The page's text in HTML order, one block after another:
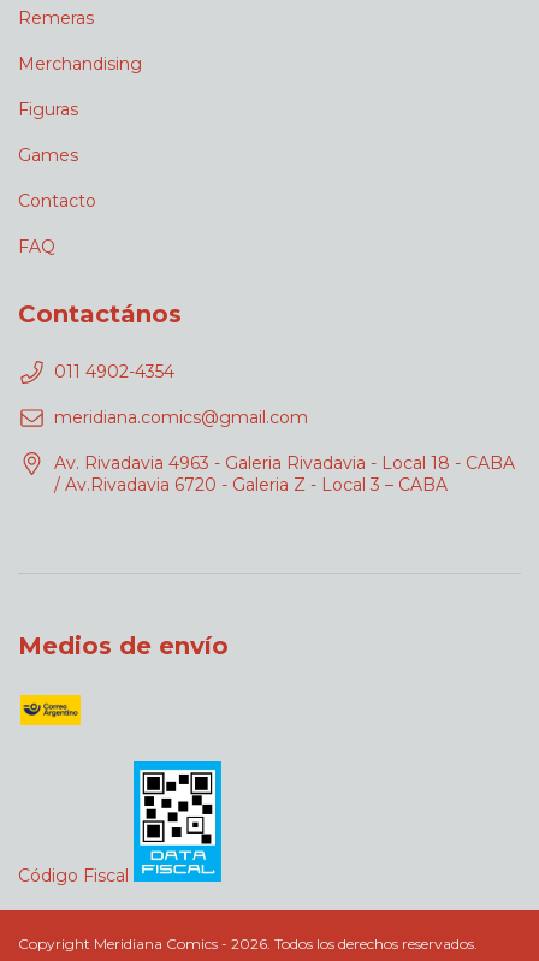
Remeras
Merchandising
Figuras
Games
Contacto
FAQ
Contactános
011 4902-4354
meridiana.comics@gmail.com
Av. Rivadavia 4963 - Galeria Rivadavia - Local 18 - CABA
/ Av.Rivadavia 6720 - Galeria Z - Local 3 – CABA
Medios de envío
Código Fiscal
Copyright Meridiana Comics - 2026. Todos los derechos reservados.